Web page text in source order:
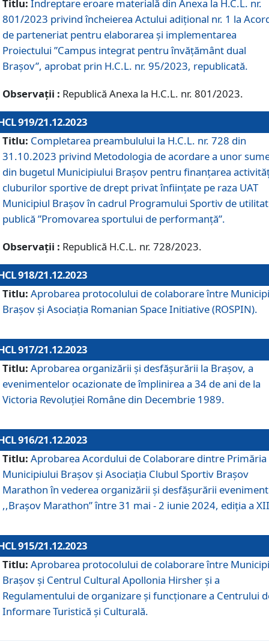
Titlu: Îndreptare eroare materială din Anexa la H.C.L. nr.
801/2023 privind încheierea Actului adițional nr. 1 la
de parteneriat pentru elaborarea și implementarea
Proiectului ”Campus integrat pentru învățământ dual
Brașov”, aprobat prin H.C.L. nr. 95/2023, republicată.
Observații : Republică Anexa la H.C.L. nr. 801/2023.
919/21.12.2023
Titlu: Completarea preambulului la H.C.L. nr. 728 din
31.10.2023 privind Metodologia de acordare a unor
din bugetul Municipiului Brașov pentru finanțarea
cluburilor sportive de drept privat înființate pe raza UAT
Municipiul Brașov în cadrul Programului Sportiv de
publică ”Promovarea sportului de performanță”.
Observații : Republică H.C.L. nr. 728/2023.
918/21.12.2023
Titlu: Aprobarea protocolului de colaborare între
Brașov și Asociația Romanian Space Initiative (ROSPIN).
917/21.12.2023
Titlu: Aprobarea organizării şi desfăşurării la Braşov, a
evenimentelor ocazionate de împlinirea a 34 de ani de la
Victoria Revoluţiei Române din Decembrie 1989.
916/21.12.2023
Titlu: Aprobarea Acordului de Colaborare dintre Primăria
Municipiului Brașov și Asociația Clubul Sportiv Brașov
Marathon în vederea organizării și desfășurării
,,Brașov Marathon” între 31 mai - 2 iunie 2024, ediția a
915/21.12.2023
Titlu: Aprobarea protocolului de colaborare între
Brașov și Centrul Cultural Apollonia Hirsher și a
Regulamentului de organizare și funcționare a Centrului
Informare Turistică și Culturală.